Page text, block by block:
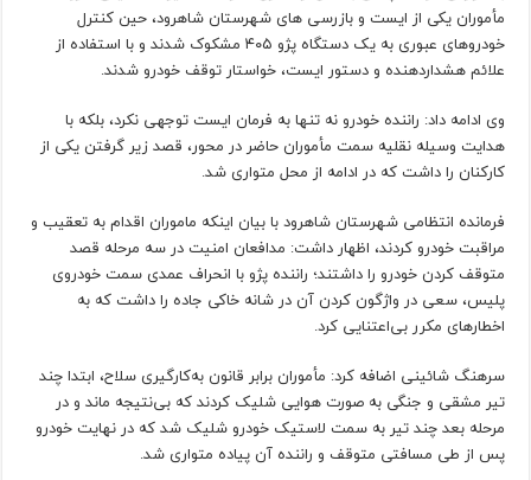
مأموران یکی از ایست و بازرسی های شهرستان شاهرود، حین کنترل
خودروهای عبوری به یک دستگاه پژو ۴۰۵ مشکوک شدند و با استفاده از
علائم هشداردهنده و دستور ایست، خواستار توقف خودرو شدند.
وی ادامه داد: راننده خودرو نه تنها به فرمان ایست توجهی نکرد، بلکه با
هدایت وسیله نقلیه سمت مأموران حاضر در محور، قصد زیر گرفتن یکی از
کارکنان را داشت که در ادامه از محل متواری شد.
فرمانده انتظامی شهرستان شاهرود با بیان اینکه ماموران اقدام به تعقیب و
مراقبت خودرو کردند، اظهار داشت: مدافعان امنیت در سه مرحله قصد
متوقف کردن خودرو را داشتند؛ راننده پژو با انحراف عمدی سمت خودروی
پلیس، سعی در واژگون کردن آن در شانه خاکی جاده را داشت که به
اخطارهای مکرر بی‌اعتنایی کرد.
سرهنگ شائینی اضافه کرد: مأموران برابر قانون به‌کارگیری سلاح، ابتدا چند
تیر مشقی و جنگی به صورت هوایی شلیک کردند که بی‌نتیجه ماند و در
مرحله بعد چند تیر به سمت لاستیک خودرو شلیک شد که در نهایت خودرو
پس از طی مسافتی متوقف و راننده آن پیاده متواری شد.